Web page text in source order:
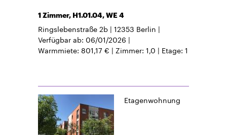
1 Zimmer, H1.01.04, WE 4
Ringslebenstraße 2b 12353 Berlin
Verfügbar ab 06/01/2026
Warmmiete 801,17 € Zimmer 1,0 Etage 1
Etagenwohnung